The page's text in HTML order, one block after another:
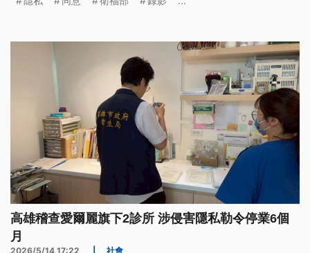
政院會中，要求各部會與地方主動查核，如果發現違
高雄稽查愛爾麗旗下2診所 涉侵害隱私勒令停業6個
月
2026/5/14 17:22 社會